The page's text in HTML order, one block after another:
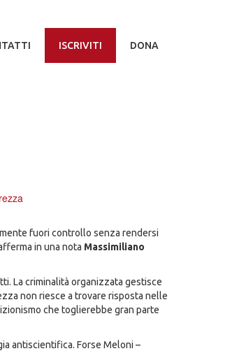
ISCRIVITI DONA
fuori controllo senza rendersi
in una nota Massimiliano
La criminalità organizzata gestisce
non riesce a trovare risposta nelle
che toglierebbe gran parte
antiscientifica. Forse Meloni –